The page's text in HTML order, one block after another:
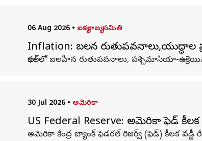
06 Aug 2026 • ఐక్యరాజ్య సమితి
Inflation: బలహీన రుతుపవనాలు,యుద్ధాల
భారత్‌లో బలహీన రుతుపవనాలు, పశ్చిమాసియా-ఉక్రెయిన్
30 Jul 2026 • అమెరికా
US Federal Reserve: అమెరికా ఫెడ్ కీలక
అమెరికా కేంద్ర బ్యాంక్ ఫెడరల్ రిజర్వ్ (ఫెడ్) కీలక